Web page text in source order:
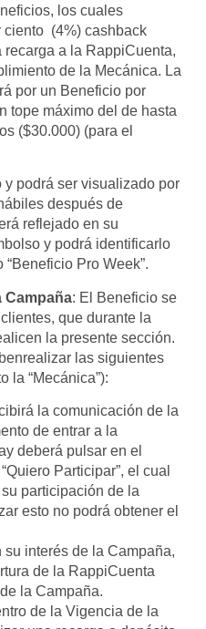
los cuales
ciento (4%) cashback
a la RappiCuenta,
de la Mecánica. La
por un Beneficio por
tope máximo del de hasta
($30.000) (para el
podrá ser visualizado por
después de
reflejado en su
y podrá identificarlo
Pro Week”.
Campaña: El Beneficio se
que durante la
la presente sección.
las siguientes
la “Mecánica”):
la comunicación de la
de entrar a la
deberá pulsar en el
Participar”, el cual
participación de la
esto no podrá obtener el
interés de la Campaña,
de la RappiCuenta
la Campaña.
de la Vigencia de la